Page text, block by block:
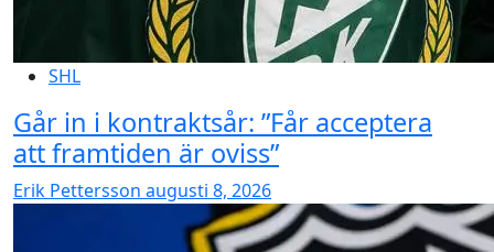
SHL
Går in i kontraktsår: ”Får acceptera
att framtiden är oviss”
Erik Pettersson augusti 8, 2026